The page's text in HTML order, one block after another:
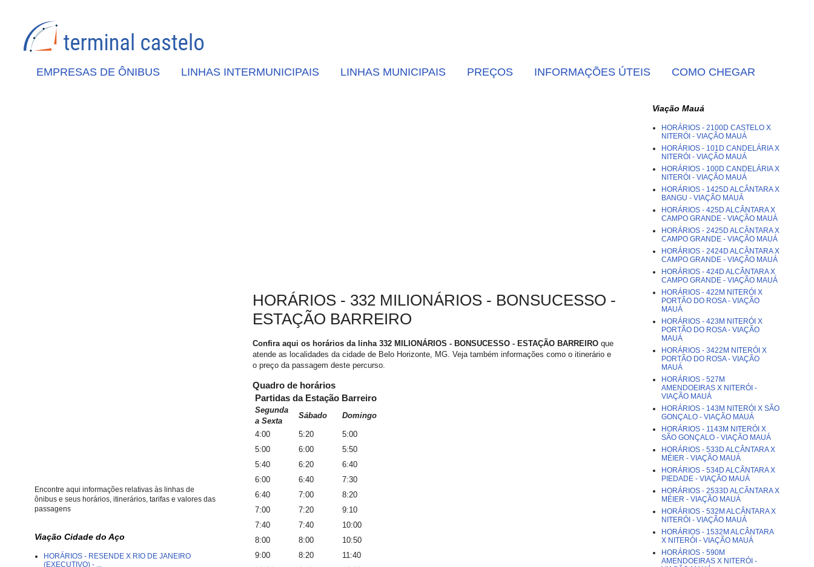
EMPRESAS DE ÔNIBUS LINHAS INTERMUNICIPAIS LINHAS MUNICIPAIS PREÇOS INFORMAÇÕES ÚTEIS COMO CHEGAR
HORÁRIOS - 332 MILIONÁRIOS - BONSUCESSO -
ESTAÇÃO BARREIRO
Confira aqui os horários da linha 332 MILIONÁRIOS - BONSUCESSO - ESTAÇÃO BARREIRO que
atende as localidades da cidade de Belo Horizonte, MG. Veja também informações como o itinerário e
o preço da passagem deste percurso.
Quadro de horários
Partidas da Estação Barreiro
Segunda
a Sexta
Sábado Domingo
4:00 5:20
5:00
5:00
6:00
5:50
5:40
6:20
6:40
6:00
6:40
7:30
6:40
7:00
8:20
7:00
7:20
9:10
7:40
7:40
10:00
8:00
8:00
10:50
9:00
8:20
11:40
Encontre aqui informações relativas às linhas de
ônibus e seus horários, itinerários, tarifas e valores das
passagens
Viação Cidade do Aço
HORÁRIOS - RESENDE X RIO DE JANEIRO
(EXECUTIVO) - ...
Viação Mauá
HORÁRIOS - 2100D CASTELO X
NITERÓI - VIAÇÃO MAUÁ
HORÁRIOS - 101D CANDELÁRIA X
NITERÓI - VIAÇÃO MAUÁ
HORÁRIOS - 100D CANDELÁRIA X
NITERÓI - VIAÇÃO MAUÁ
HORÁRIOS - 1425D ALCÂNTARA X
BANGU - VIAÇÃO MAUÁ
HORÁRIOS - 425D ALCÂNTARA X
CAMPO GRANDE - VIAÇÃO MAUÁ
HORÁRIOS - 2425D ALCÂNTARA X
CAMPO GRANDE - VIAÇÃO MAUÁ
HORÁRIOS - 2424D ALCÂNTARA X
CAMPO GRANDE - VIAÇÃO MAUÁ
HORÁRIOS - 424D ALCÂNTARA X
CAMPO GRANDE - VIAÇÃO MAUÁ
HORÁRIOS - 422M NITERÓI X
PORTÃO DO ROSA - VIAÇÃO
MAUÁ
HORÁRIOS - 423M NITERÓI X
PORTÃO DO ROSA - VIAÇÃO
MAUÁ
HORÁRIOS - 3422M NITERÓI X
PORTÃO DO ROSA - VIAÇÃO
MAUÁ
HORÁRIOS - 527M
AMENDOEIRAS X NITERÓI -
VIAÇÃO MAUÁ
HORÁRIOS - 143M NITERÓI X SÃO
GONÇALO - VIAÇÃO MAUÁ
HORÁRIOS - 1143M NITERÓI X
SÃO GONÇALO - VIAÇÃO MAUÁ
HORÁRIOS - 533D ALCÂNTARA X
MÉIER - VIAÇÃO MAUÁ
HORÁRIOS - 534D ALCÂNTARA X
PIEDADE - VIAÇÃO MAUÁ
HORÁRIOS - 2533D ALCÂNTARA X
MÉIER - VIAÇÃO MAUÁ
HORÁRIOS - 532M ALCÂNTARA X
NITERÓI - VIAÇÃO MAUÁ
HORÁRIOS - 1532M ALCÂNTARA
X NITERÓI - VIAÇÃO MAUÁ
HORÁRIOS - 590M
AMENDOEIRAS X NITERÓI -